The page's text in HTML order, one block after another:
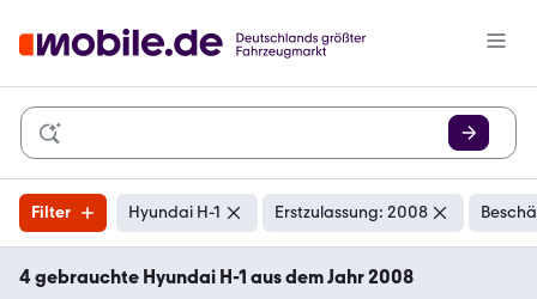
Filter Hyundai H-1 Erstzulassung: 2008
4 gebrauchte Hyundai H-1 aus dem Jahr 2008